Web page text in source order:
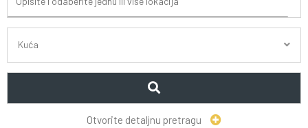
Kuća
Otvorite detaljnu pretragu